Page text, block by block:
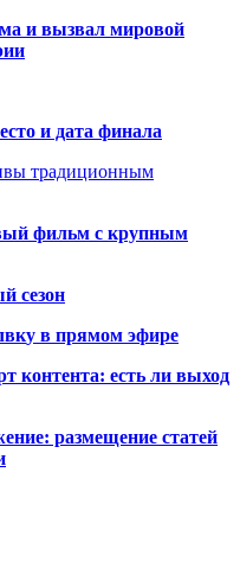
и вызвал мировой
и дата финала
традиционным
фильм с крупным
сезон
у в прямом эфире
контента: есть ли выход
размещение статей